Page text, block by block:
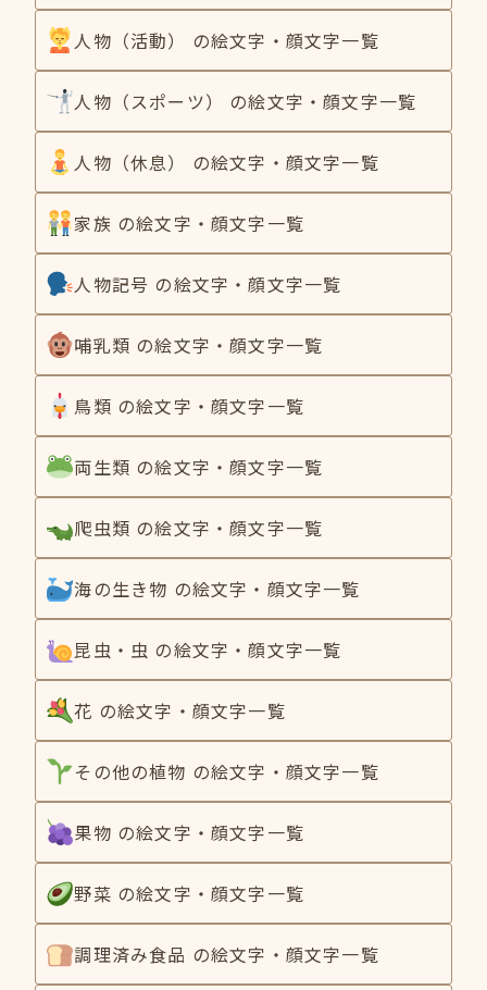
人物（活動） の絵文字・顔文字一覧
人物（スポーツ） の絵文字・顔文字一覧
人物（休息） の絵文字・顔文字一覧
家族 の絵文字・顔文字一覧
人物記号 の絵文字・顔文字一覧
哺乳類 の絵文字・顔文字一覧
鳥類 の絵文字・顔文字一覧
両生類 の絵文字・顔文字一覧
爬虫類 の絵文字・顔文字一覧
海の生き物 の絵文字・顔文字一覧
昆虫・虫 の絵文字・顔文字一覧
花 の絵文字・顔文字一覧
その他の植物 の絵文字・顔文字一覧
果物 の絵文字・顔文字一覧
野菜 の絵文字・顔文字一覧
調理済み食品 の絵文字・顔文字一覧